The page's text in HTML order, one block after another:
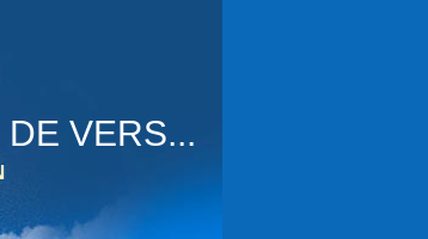
VERS...